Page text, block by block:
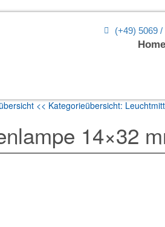
(+49) 5069 /
Home
<< Kategorieübersicht:
14×32